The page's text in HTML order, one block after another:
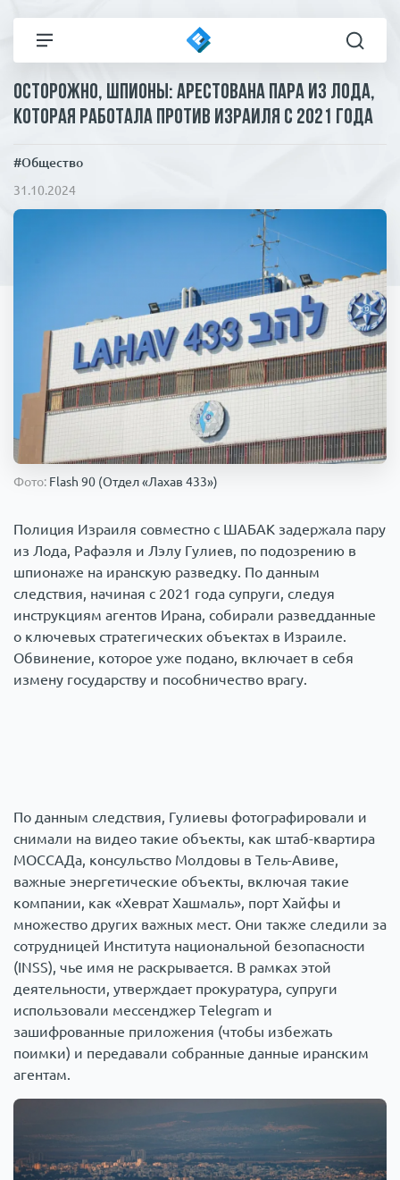
Все новости
Коронавирус
Армия
Технологии
Пресса
Статьи
ЧП И КРИМИНАЛ
Осторожно, шпионы: арестована пара из Лода,
которая работала против Израиля с 2021 года
#Общество
31.10.2024
Фото: Flash 90 (Отдел «Лахав 433»)
Полиция Израиля совместно с ШАБАК задержала пару
из Лода, Рафаэля и Лэлу Гулиев, по подозрению в
шпионаже на иранскую разведку. По данным
следствия, начиная с 2021 года супруги, следуя
инструкциям агентов Ирана, собирали разведданные
о ключевых стратегических объектах в Израиле.
Обвинение, которое уже подано, включает в себя
измену государству и пособничество врагу.
По данным следствия, Гулиевы фотографировали и
снимали на видео такие объекты, как штаб-квартира
МОССАДа, консульство Молдовы в Тель-Авиве,
важные энергетические объекты, включая такие
компании, как «Хеврат Хашмаль», порт Хайфы и
множество других важных мест. Они также следили за
сотрудницей Института национальной безопасности
(INSS), чье имя не раскрывается. В рамках этой
деятельности, утверждает прокуратура, супруги
использовали мессенджер Telegram и
зашифрованные приложения (чтобы избежать
поимки) и передавали собранные данные иранским
агентам.